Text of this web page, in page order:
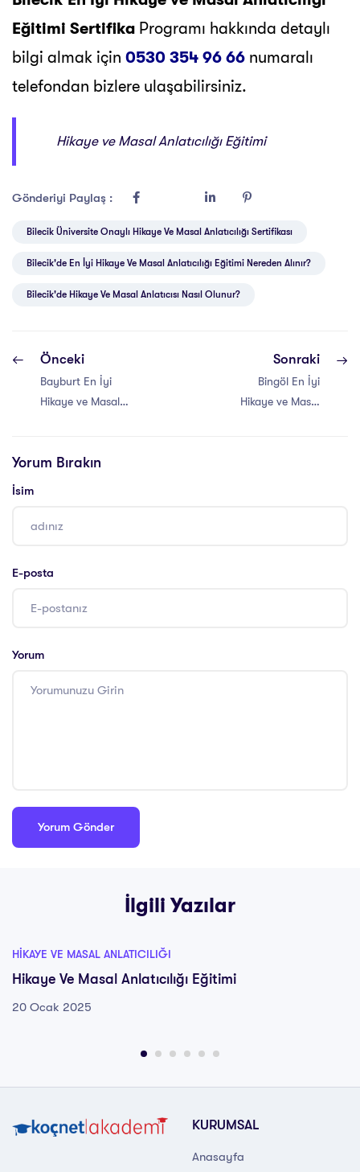
Eğitimi Sertifika Programı hakkında detaylı
bilgi almak için 0530 354 96 66 numaralı
telefondan bizlere ulaşabilirsiniz.
Hikaye ve Masal Anlatıcılığı Eğitimi
Gönderiyi Paylaş :
Bilecik Üniversite Onaylı Hikaye Ve Masal Anlatıcılığı Sertifikası
Bilecik'de En İyi Hikaye Ve Masal Anlatıcılığı Eğitimi Nereden Alınır?
Bilecik'de Hikaye Ve Masal Anlatıcısı Nasıl Olunur?
Önceki
Bayburt En İyi
Hikaye ve Masal
Sonraki
Bingöl En İyi
Hikaye ve Masal
Yorum Bırakın
İsim
E-posta
Yorum
İlgili Yazılar
HIKAYE VE MASAL ANLATICILIĞI
Hikaye Ve Masal Anlatıcılığı Eğitimi
20 Ocak 2025
KURUMSAL
Anasayfa